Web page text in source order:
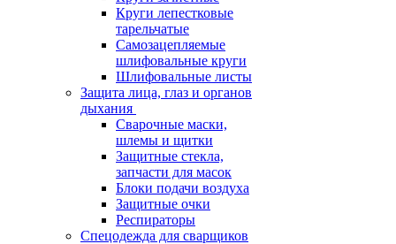
Круги лепестковые
тарельчатые
Самозацепляемые
шлифовальные круги
Шлифовальные листы
Защита лица, глаз и органов
дыхания
Сварочные маски,
шлемы и щитки
Защитные стекла,
запчасти для масок
Блоки подачи воздуха
Защитные очки
Респираторы
Спецодежда для сварщиков